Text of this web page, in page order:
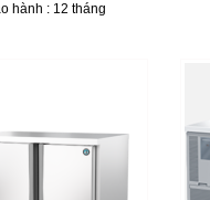
hành : 12 tháng